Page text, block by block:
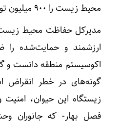
محیط زیست را ۹۰۰ میلیون تومان برآورد کرد.
مدیرکل حفاظت محیط زیست
ارزشمند و حمایت‌شده را
اکوسیستم منطقه دانست
گونه‌های در خطر انقراض
زیستگاه این حیوان، امنیت
فصل بهار- که جانوران